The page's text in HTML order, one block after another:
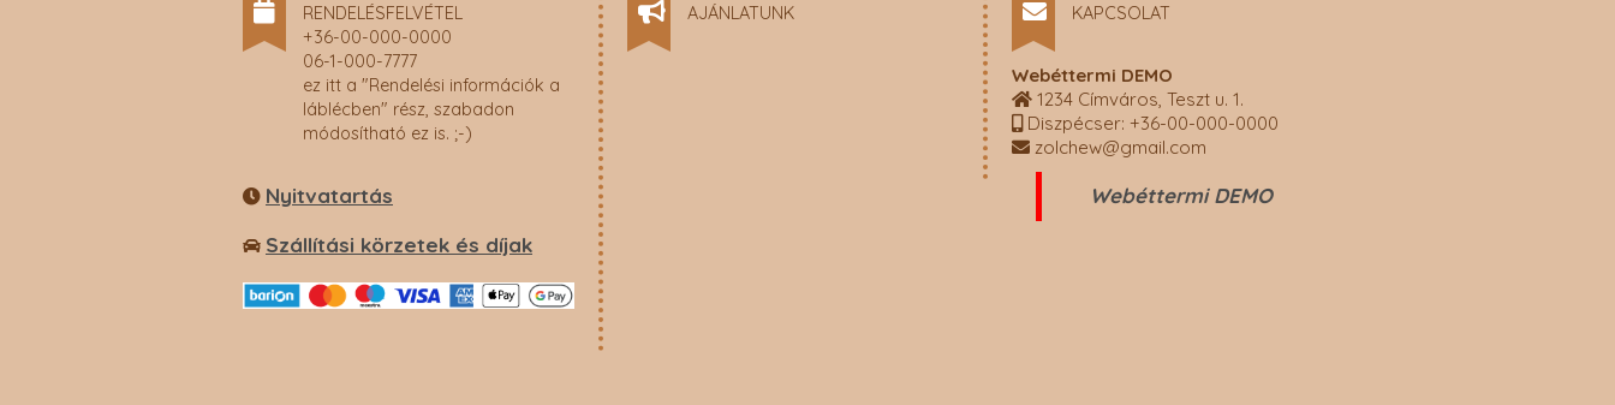
RENDELÉSFELVÉTEL
+36-00-000-0000
06-1-000-7777
ez itt a "Rendelési információk a
láblécben" rész, szabadon
módosítható ez is. ;-)
Nyitvatartás
Szállítási körzetek és díjak
AJÁNLATUNK KAPCSOLAT
Webéttermi DEMO
1234 Címváros, Teszt u. 1.
Diszpécser: +36-00-000-0000
zolchew@gmail.com
Webéttermi DEMO